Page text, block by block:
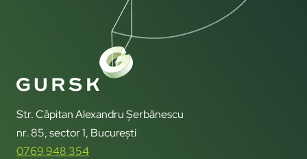
Str. Căpitan Alexandru Șerbănescu
nr. 85, sector 1, București
0769 948 354